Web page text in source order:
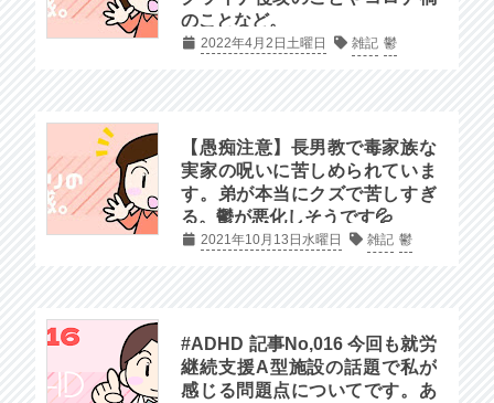
のことなど。
2022年4月2日土曜日 雑記 鬱
【愚痴注意】長男教で毒家族な
実家の呪いに苦しめられていま
す。弟が本当にクズで苦しすぎ
る。鬱が悪化しそうです💦
2021年10月13日水曜日 雑記 鬱
#ADHD 記事No,016 今回も就労
継続支援A型施設の話題で私が
感じる問題点についてです。あ